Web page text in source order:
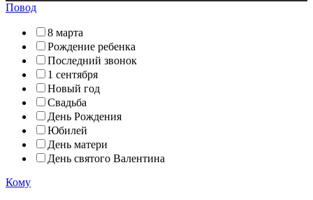
Повод
8 марта
Рождение ребенка
Последний звонок
1 сентября
Новый год
Свадьба
День Рождения
Юбилей
День матери
День святого Валентина
Кому